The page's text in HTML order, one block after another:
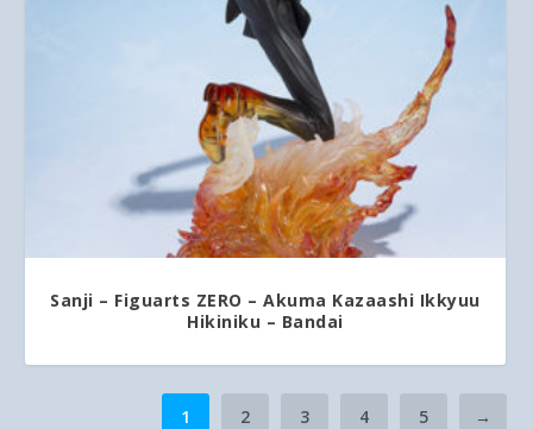
5.00
Sanji – Figuarts ZERO – Akuma Kazaashi Ikkyuu
Hikiniku – Bandai
1 2 3 4 5 →